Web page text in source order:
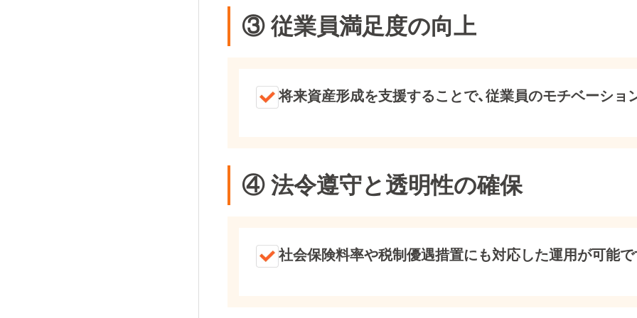
③ 従業員満足度の向上
将来資産形成を支援することで、従業員のモチベーシ
④ 法令遵守と透明性の確保
社会保険料率や税制優遇措置にも対応した運用が可能で